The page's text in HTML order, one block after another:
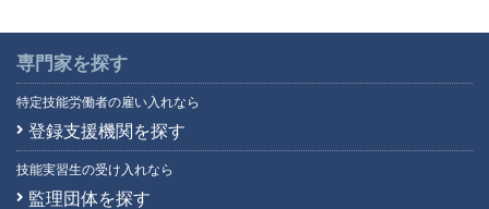
専門家を探す
特定技能労働者の雇い入れなら
登録支援機関を探す
技能実習生の受け入れなら
監理団体を探す